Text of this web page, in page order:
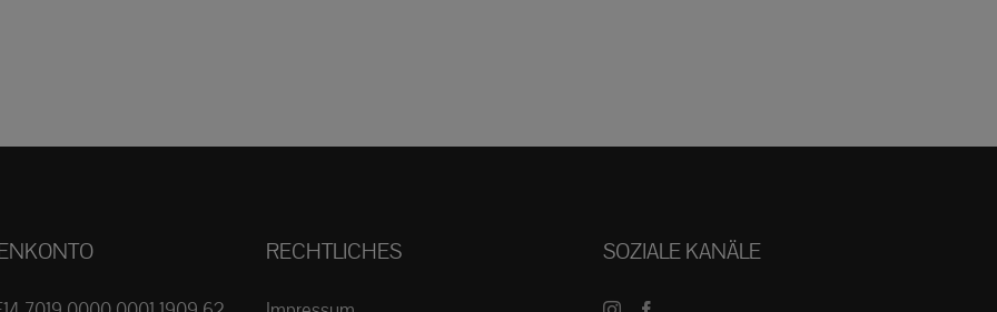
RECHTLICHES SOZIALE KANÄLE